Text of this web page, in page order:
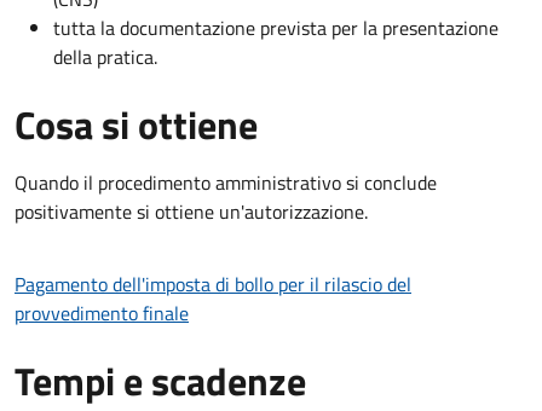
tutta la documentazione prevista per la presentazione
della pratica.
Cosa si ottiene
Quando il procedimento amministrativo si conclude
positivamente si ottiene un'autorizzazione.
Pagamento dell'imposta di bollo per il rilascio del
provvedimento finale
Tempi e scadenze